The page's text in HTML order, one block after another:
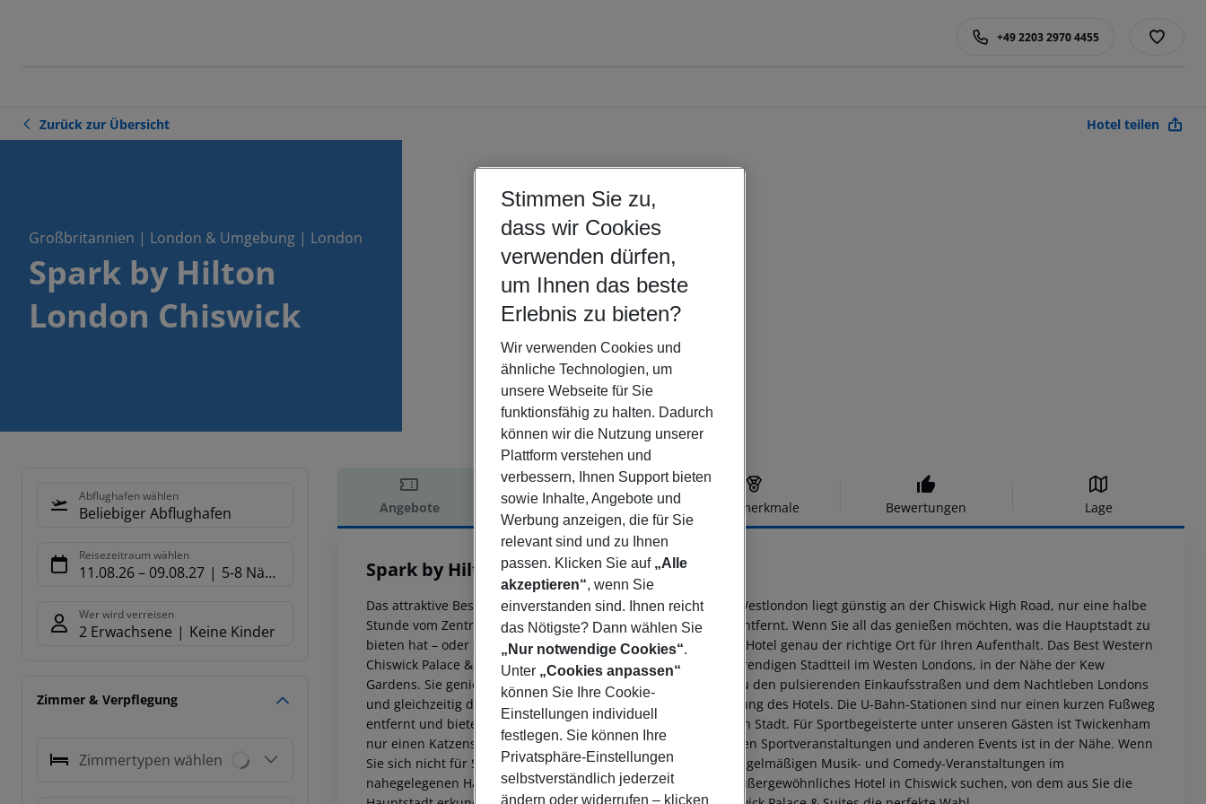
+49 2203 2970 4455
Zurück zur Übersicht Hotel teilen
Großbritannien | London & Umgebung | London
Spark by Hilton
London Chiswick
Abflughafen wählen
Beliebiger Abflughafen
Reisezeitraum wählen
11.08.26– 09.08.27 5-8 Nächte
Wer wird verreisen
2 Erwachsene Keine Kinder
Zimmer & Verpflegung
Zimmertypen wählen
Angebote Hotelbeschreibung Hotelmerkmale Bewertungen Lage
Hotelbeschreibung
Spark by Hilton London Chiswick
Das attraktive Best Western Chiswick Palace & Suites Hotel in Westlondon liegt günstig an der Chiswick High Road, nur eine halbe
Stunde vom Zentrum Londons und dem Flughafen Heathrow entfernt. Wenn Sie all das genießen möchten, was die Hauptstadt zu
bieten hat – oder sogar die Welt bereisen möchten – ist dieses Hotel genau der richtige Ort für Ihren Aufenthalt. Das Best Western
Chiswick Palace & Suites befindet sich in einem schönen und trendigen Stadtteil im Westen Londons, in der Nähe der Kew
Gardens. Sie genießen die Vorteile beider Welten – die Nähe zu den pulsierenden Einkaufsstraßen und dem Nachtleben Londons
und gleichzeitig die Ruhe der von Bäumen gesäumten Umgebung des Hotels. Die U-Bahn-Stationen sind nur einen kurzen Fußweg
entfernt und bieten Ihnen Tag und Nacht Zugang zur gesamten Stadt. Für Sportbegeisterte unter unseren Gästen ist Twickenham
nur einen Katzensprung entfernt, und auch Wembley mit seinen Sportveranstaltungen und anderen Events ist in der Nähe. Wenn
Sie sich nicht für Sport interessieren, besuchen Sie doch die regelmäßigen Musik- und Comedy-Veranstaltungen im
nahegelegenen Hammersmith Eventim Apollo. Wenn Sie ein außergewöhnliches Hotel in Chiswick suchen, von dem aus Sie die
Stimmen Sie zu,
dass wir Cookies
verwenden dürfen,
um Ihnen das beste
Erlebnis zu bieten?
Wir verwenden Cookies und
ähnliche Technologien, um
unsere Webseite für Sie
funktionsfähig zu halten. Dadurch
können wir die Nutzung unserer
Plattform verstehen und
verbessern, Ihnen Support bieten
sowie Inhalte, Angebote und
Werbung anzeigen, die für Sie
relevant sind und zu Ihnen
passen. Klicken Sie auf „Alle
akzeptieren“, wenn Sie
einverstanden sind. Ihnen reicht
das Nötigste? Dann wählen Sie
„Nur notwendige Cookies“.
Unter „Cookies anpassen“
können Sie Ihre Cookie-
Einstellungen individuell
festlegen. Sie können Ihre
Privatsphäre-Einstellungen
selbstverständlich jederzeit
ändern oder widerrufen – klicken